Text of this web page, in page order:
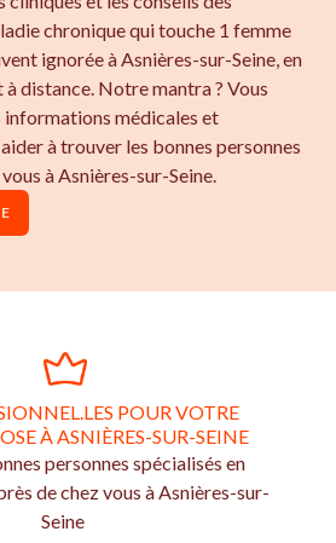
chronique qui touche 1 femme
ignorée à Asnières-sur-Seine, en
distance. Notre mantra ? Vous
médicales et
à trouver les bonnes personnes
à Asnières-sur-Seine.
POUR VOTRE
À ASNIÈRES-SUR-SEINE
personnes spécialisés en
de chez vous à Asnières-sur-
Seine